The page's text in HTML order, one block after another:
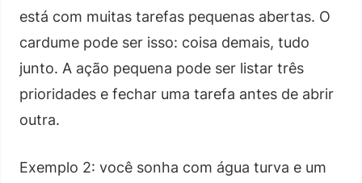
está com muitas tarefas pequenas abertas. O
cardume pode ser isso: coisa demais, tudo
junto. A ação pequena pode ser listar três
prioridades e fechar uma tarefa antes de abrir
outra.
Exemplo 2: você sonha com água turva e um